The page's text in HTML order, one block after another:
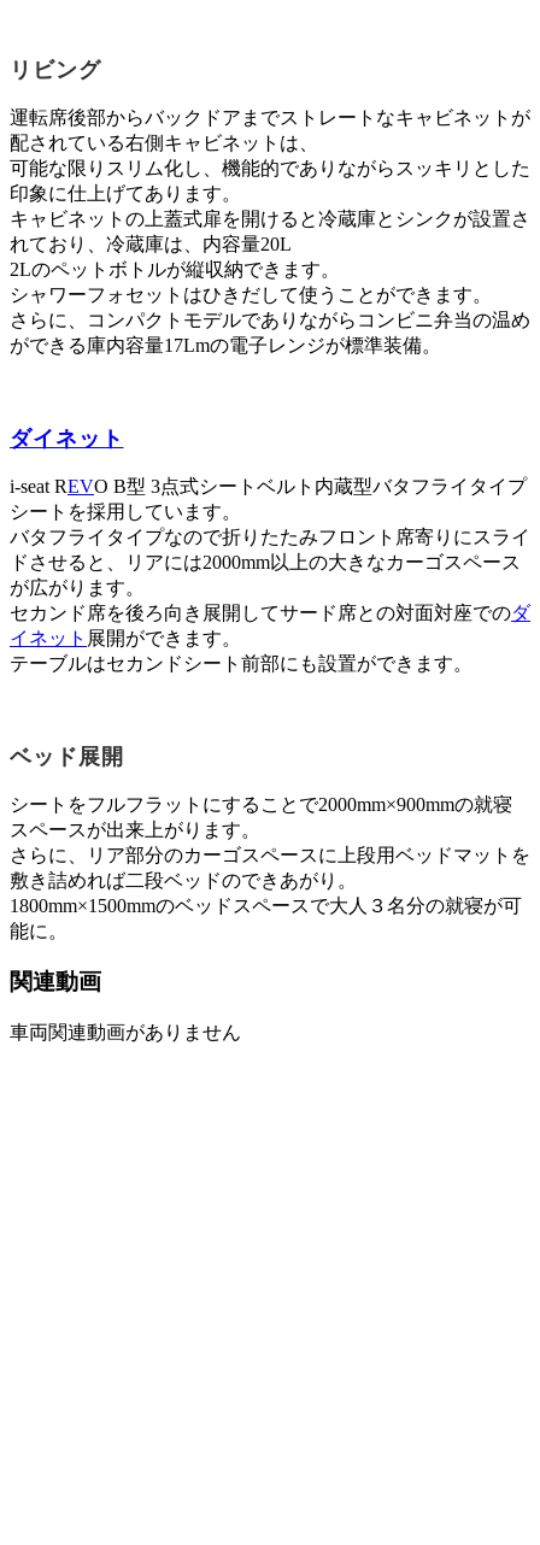
リビング
運転席後部からバックドアまでストレートなキャビネットが
配されている右側キャビネットは、
可能な限りスリム化し、機能的でありながらスッキリとした
印象に仕上げてあります。
キャビネットの上蓋式扉を開けると冷蔵庫とシンクが設置さ
れており、冷蔵庫は、内容量20L
2Lのペットボトルが縦収納できます。
シャワーフォセットはひきだして使うことができます。
さらに、コンパクトモデルでありながらコンビニ弁当の温め
ができる庫内容量17Lmの電子レンジが標準装備。
ダイネット
i-seat REVO B型 3点式シートベルト内蔵型バタフライタイプ
シートを採用しています。
バタフライタイプなので折りたたみフロント席寄りにスライ
ドさせると、リアには2000mm以上の大きなカーゴスペース
が広がります。
セカンド席を後ろ向き展開してサード席との対面対座でのダ
イネット 展開ができます。
テーブルはセカンドシート前部にも設置ができます。
ベッド展開
シートをフルフラットにすることで2000mm×900mmの就寝
スペースが出来上がります。
さらに、リア部分のカーゴスペースに上段用ベッドマットを
敷き詰めれば二段ベッドのできあがり。
1800mm×1500mmのベッドスペースで大人３名分の就寝が可
能に。
関連動画
車両関連動画がありません